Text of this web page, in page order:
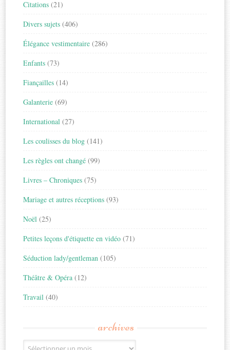
Citations (21)
Divers sujets (406)
Élégance vestimentaire (286)
Enfants (73)
Fiançailles (14)
Galanterie (69)
International (27)
Les coulisses du blog (141)
Les règles ont changé (99)
Livres – Chroniques (75)
Mariage et autres réceptions (93)
Noël (25)
Petites leçons d'étiquette en vidéo (71)
Séduction lady/gentleman (105)
Théâtre & Opéra (12)
Travail (40)
archives
Archives